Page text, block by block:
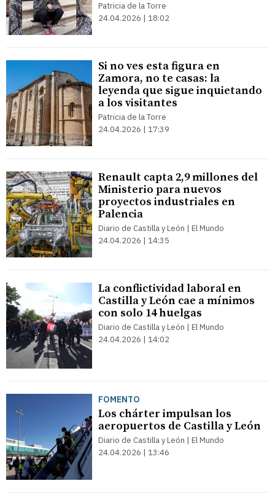
Patricia de la Torre
24.04.2026 | 18:02
Si no ves esta figura en
Zamora, no te casas: la
leyenda que sigue inquietando
a los visitantes
Patricia de la Torre
24.04.2026 | 17:39
Renault capta 2,9 millones del
Ministerio para nuevos
proyectos industriales en
Palencia
Diario de Castilla y León | El Mundo
24.04.2026 | 14:35
La conflictividad laboral en
Castilla y León cae a mínimos
con solo 14 huelgas
Diario de Castilla y León | El Mundo
24.04.2026 | 14:02
FOMENTO
Los chárter impulsan los
aeropuertos de Castilla y León
Diario de Castilla y León | El Mundo
24.04.2026 | 13:46